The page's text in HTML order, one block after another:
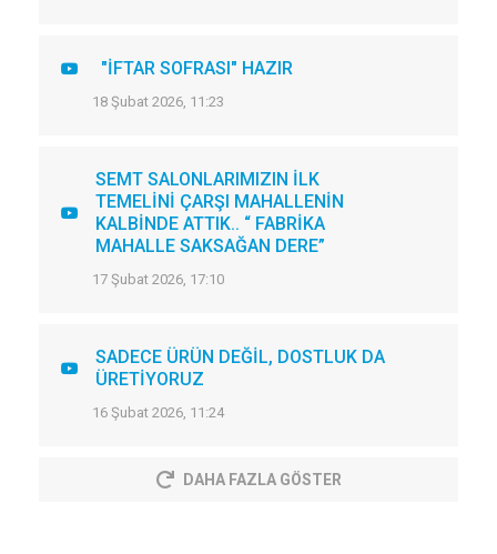
"İFTAR SOFRASI" HAZIR
18 Şubat 2026, 11:23
SEMT SALONLARIMIZIN İLK
TEMELİNİ ÇARŞI MAHALLENİN
KALBİNDE ATTIK.. “ FABRİKA
MAHALLE SAKSAĞAN DERE”
17 Şubat 2026, 17:10
SADECE ÜRÜN DEĞİL, DOSTLUK DA
ÜRETİYORUZ
16 Şubat 2026, 11:24
DAHA FAZLA GÖSTER